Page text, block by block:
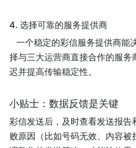
4. 选择可靠的服务提供商
一个稳定的彩信服务提供商能
择与三大运营商直接合作的服
迟并提高传输稳定性。
小贴士：数据反馈是关键
彩信发送后，及时查看发送报
败原因（比如号码无效、内容